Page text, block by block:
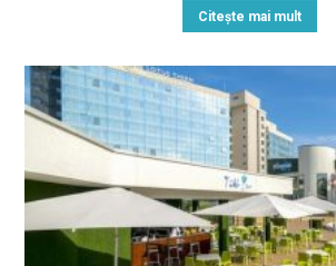
Citește mai mult